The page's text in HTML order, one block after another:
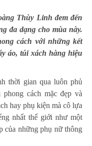
Thùy Linh đem đến
đa dạng cho mùa này.
cách với những kết
áo, túi xách hàng hiệu
thời gian qua luôn phủ
cách mặc đẹp và
hay phụ kiện mà cô lựa
nhất thế giới như một
của những phụ nữ thông